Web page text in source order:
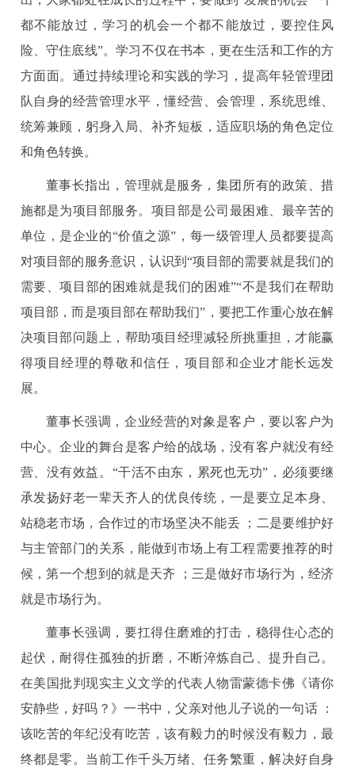
都不能放过，学习的机会一个都不能放过，要控住风
险、守住底线”。学习不仅在书本，更在生活和工作的方
方面面。通过持续理论和实践的学习，提高年轻管理团
队自身的经营管理水平，懂经营、会管理，系统思维、
统筹兼顾，躬身入局、补齐短板，适应职场的角色定位
和角色转换。
董事长指出，管理就是服务，集团所有的政策、措
施都是为项目部服务。项目部是公司最困难、最辛苦的
单位，是企业的“价值之源”，每一级管理人员都要提高
对项目部的服务意识，认识到“项目部的需要就是我们的
需要、项目部的困难就是我们的困难”“不是我们在帮助
项目部，而是项目部在帮助我们”，要把工作重心放在解
决项目部问题上，帮助项目经理减轻所挑重担，才能赢
得项目经理的尊敬和信任，项目部和企业才能长远发
展。
董事长强调，企业经营的对象是客户，要以客户为
中心。企业的舞台是客户给的战场，没有客户就没有经
营、没有效益。“干活不由东，累死也无功”，必须要继
承发扬好老一辈天齐人的优良传统，一是要立足本身、
站稳老市场，合作过的市场坚决不能丢 ；二是要维护好
与主管部门的关系，能做到市场上有工程需要推荐的时
候，第一个想到的就是天齐 ；三是做好市场行为，经济
就是市场行为。
董事长强调，要扛得住磨难的打击，稳得住心态的
起伏，耐得住孤独的折磨，不断淬炼自己、提升自己。
在美国批判现实主义文学的代表人物雷蒙德卡佛《请你
安静些，好吗？》一书中，父亲对他儿子说的一句话 ：
该吃苦的年纪没有吃苦，该有毅力的时候没有毅力，最
终都是零。当前工作千头万绪、任务繁重，解决好自身